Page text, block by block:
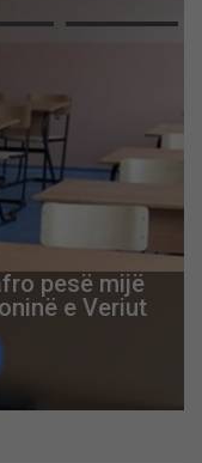
pesë mijë
e Veriut